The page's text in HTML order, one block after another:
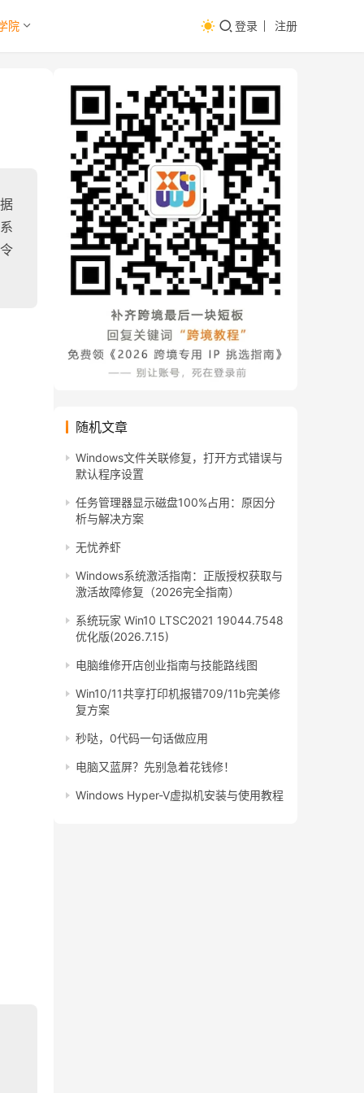
院 登录 注册
随机文章
Windows文件关联修复，打开方式错误与
默认程序设置
任务管理器显示磁盘100%占用：原因分
析与解决方案
无忧养虾
Windows系统激活指南：正版授权获取与
激活故障修复（2026完全指南）
系统玩家 Win10 LTSC2021 19044.7548
优化版(2026.7.15)
电脑维修开店创业指南与技能路线图
Win10/11共享打印机报错709/11b完美修
复方案
秒哒，0代码一句话做应用
电脑又蓝屏？先别急着花钱修！
Windows Hyper-V虚拟机安装与使用教程